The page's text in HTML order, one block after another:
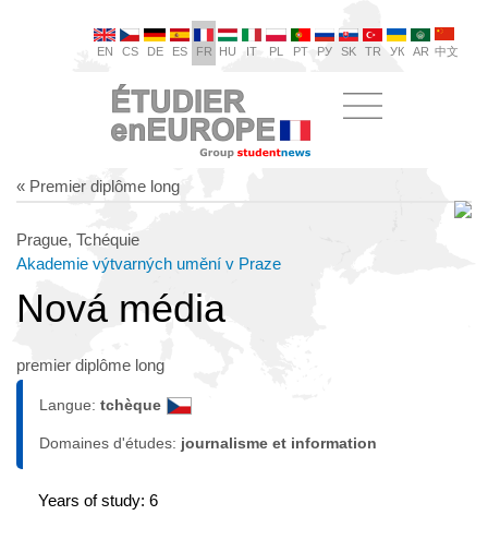
EN CS DE ES FR HU IT PL PT РУ SK TR УК AR 中文
« Premier diplôme long
Prague, Tchéquie
Akademie výtvarných umění v Praze
Nová média
premier diplôme long
Langue: tchèque
Domaines d'études: journalisme et information
Years of study: 6